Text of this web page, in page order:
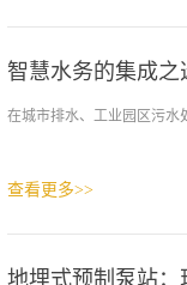
智慧水务的集成
在城市排水、工业园区污水
查看更多>>
地埋式预制泵站